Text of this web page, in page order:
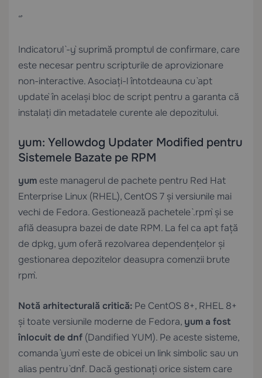
“`
Indicatorul `-y` suprimă promptul de confirmare, care
este necesar pentru scripturile de aprovizionare
non-interactive. Asociați-l întotdeauna cu `apt
update` în același bloc de script pentru a garanta că
instalați din metadatele curente ale depozitului.
yum: Yellowdog Updater Modified pentru
Sistemele Bazate pe RPM
yum este managerul de pachete pentru Red Hat
Enterprise Linux (RHEL), CentOS 7 și versiunile mai
vechi de Fedora. Gestionează pachetele `.rpm` și se
află deasupra bazei de date RPM. La fel ca apt față
de dpkg, yum oferă rezolvarea dependențelor și
gestionarea depozitelor deasupra comenzii brute
`rpm`.
Notă arhitecturală critică: Pe CentOS 8+, RHEL 8+
și toate versiunile moderne de Fedora, yum a fost
înlocuit de dnf (Dandified YUM). Pe aceste sisteme,
comanda `yum` este de obicei un link simbolic sau un
alias pentru `dnf`. Dacă gestionați orice sistem care